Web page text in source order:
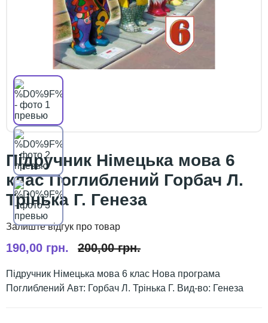
Підручник Німецька мова 6
клас Поглиблений Горбач Л.
Трінька Г. Генеза
190,00 грн. 200,00 грн.
Підручник Німецька мова 6 клас Нова програма
Поглиблений Авт: Горбач Л. Трінька Г. Вид-во: Генеза